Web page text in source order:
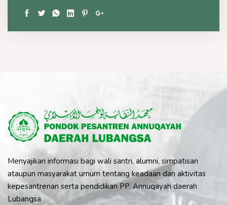
Menyajikan informasi bagi wali santri, alumni, simpatisan
ataupun masyarakat umum tentang keadaan dan aktivitas
kepesantrenan serta pendidikan PP. Annuqayah daerah
Lubangsa